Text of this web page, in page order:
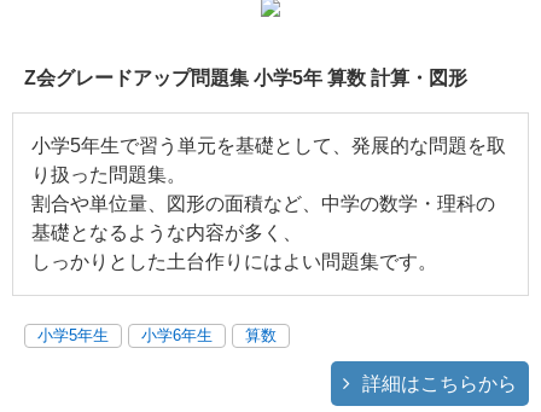
Z会グレードアップ問題集 小学5年 算数 計算・図形
小学5年生で習う単元を基礎として、発展的な問題を取
り扱った問題集。
割合や単位量、図形の面積など、中学の数学・理科の
基礎となるような内容が多く、
しっかりとした土台作りにはよい問題集です。
小学5年生 小学6年生 算数
詳細はこちらから